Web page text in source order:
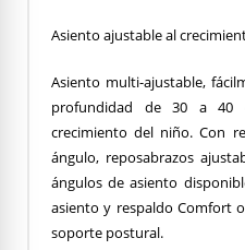
Asiento ajustable al
Asiento multi-ajustable,
profundidad de 30 a 40
crecimiento del niño. Con
ángulo, reposabrazos
ángulos de asiento
asiento y respaldo Comfort
soporte postural.